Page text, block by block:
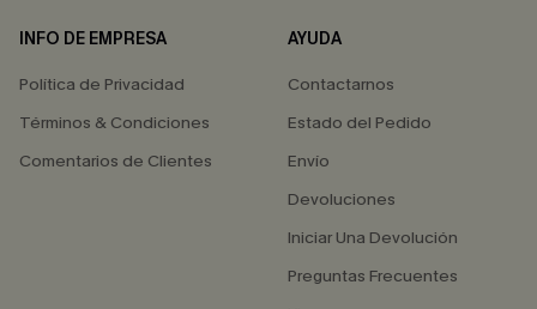
INFO DE EMPRESA
Política de Privacidad
Términos & Condiciones
Comentarios de Clientes
AYUDA
Contactarnos
Estado del Pedido
Envío
Devoluciones
Iniciar Una Devolución
Preguntas Frecuentes